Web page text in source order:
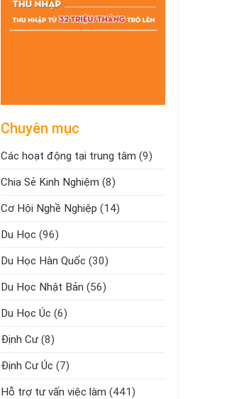
Chuyên mục
Các hoạt động tại trung tâm (9)
Chia Sẻ Kinh Nghiệm (8)
Cơ Hội Nghề Nghiệp (14)
Du Học (96)
Du Học Hàn Quốc (30)
Du Học Nhật Bản (56)
Du Học Úc (6)
Định Cư (8)
Định Cư Úc (7)
Hỗ trợ tư vấn việc làm (441)